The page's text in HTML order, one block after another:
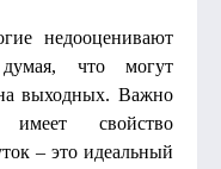
недооценивают
что могут
выходных. Важно
свойство
– это идеальный